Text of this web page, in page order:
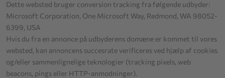
Dette websted bruger conversion tracking fra følgende udbyder:
Microsoft Corporation, One Microsoft Way, Redmond, WA 98052-
6399, USA
Hvis du fra en annonce på udbyderens domæne er kommet til vores
websted, kan annoncens succesrate verificeres ved hjælp af cookies
og/eller sammenlignelige teknologier (tracking pixels, web
beacons, pings eller HTTP-anmodninger).